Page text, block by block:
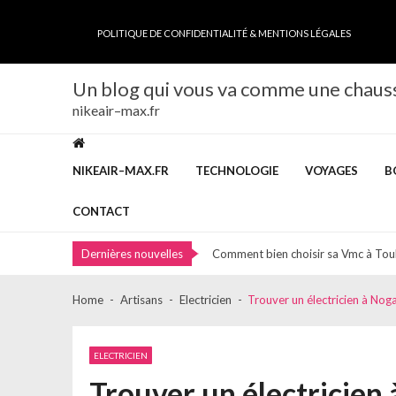
POLITIQUE DE CONFIDENTIALITÉ & MENTIONS LÉGALES
Un blog qui vous va comme une
nikeair–max.fr
NIKEAIR–MAX.FR TECHNOLOGIE VOYAGES
CONTACT
Dernières nouvelles
Découvrez les services
Comment bien choisir sa Vmc à
Découvrez les services
Comment bien choisir sa Vmc à
Home Artisans Electricien Trouver un électricien à
ELECTRICIEN